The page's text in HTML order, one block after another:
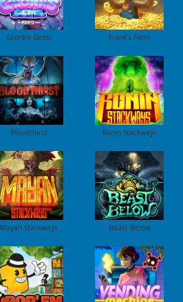
Gronk's Gems Frank's Farm
Bloodthirst Ronin Stackways
Mayan Stackways Beast Below